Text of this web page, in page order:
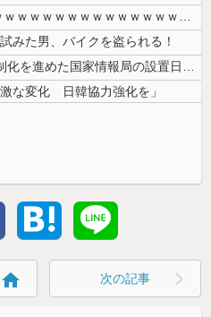
【悲報】 楽天、ガチで逝くｗｗｗｗｗｗｗｗｗｗｗｗｗｗｗｗｗｗｗｗ
みた男、バイクを盗られる！
（ ´_ゝ`）中国「高市政権が法制化を進めた国家情報局の設置日が7月3...
な変化 日韓協力強化を」
home 次の記事